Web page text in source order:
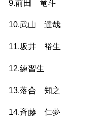
9.前田 竜斗
10.武山 達哉
11.坂井 裕生
12.練習生
13.落合 知之
14.斉藤 仁夢